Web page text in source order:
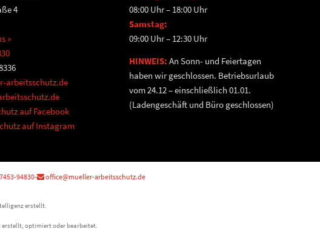
4
»
arbeitsschutz.de
auf Facebook
auf Instagram
08:00 Uhr – 18:00 Uhr
Samstag:
09:00 Uhr – 12:30 Uhr
HINWEIS: An Sonn- und Feiertagen
haben wir geschlossen. Betriebsurlaub
vom 24.12 – einschließlich 01.01.
(Ladengeschäft und Büro geschlossen)
94830- office@mueller-arbeitsschutz.de
erstellt.
erstellt, optimiert oder bearbeitet.